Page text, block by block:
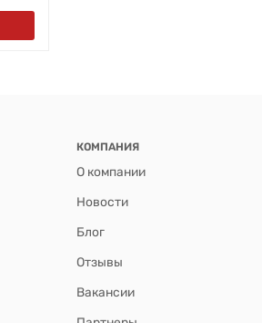
КОМПАНИЯ
О компании
Новости
Блог
Отзывы
Вакансии